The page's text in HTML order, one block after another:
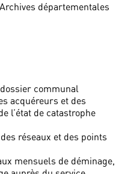
départementales
communal
acquéreurs et des
l’état de catastrophe
réseaux et des points
mensuels de déminage,